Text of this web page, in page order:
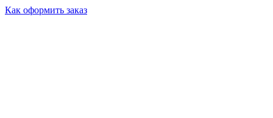
Как оформить заказ